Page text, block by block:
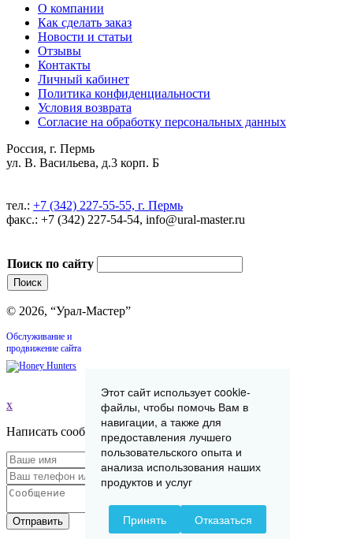
О компании
Как сделать заказ
Новости и статьи
Отзывы
Контакты
Личный кабинет
Политика конфиденциальности
Условия возврата
Согласие на обработку персональных данных
Россия, г. Пермь
ул. В. Васильева, д.3 корп. Б
тел.: +7 (342) 227-55-55, г. Пермь
факс.: +7 (342) 227-54-54, info@ural-master.ru
Поиск по сайту
© 2026, “Урал-Мастер”
Обслуживание и
продвижение сайта
x
Написать сообщение
Отправить
Этот сайт использует cookie-
файлы, чтобы помочь Вам в
навигации, а также для
предоставления лучшего
пользовательского опыта и
анализа использования наших
продуктов и услуг
Принять Отказаться